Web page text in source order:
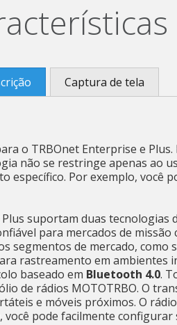
Captura de tela
o TRBOnet Enterprise e
não se restringe apenas ao
específico. Por exemplo, você
suportam duas tecnologias
para mercados de
segmentos de mercado,
rastreamento em ambientes
baseado em Bluetooth 4.0.
de rádios MOTOTRBO. O
e móveis próximos. O
pode facilmente